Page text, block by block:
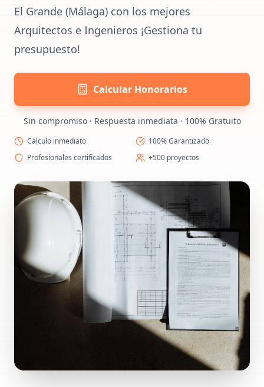
El Grande (Málaga) con los mejores
Arquitectos e Ingenieros ¡Gestiona tu
presupuesto!
Calcular Honorarios
Sin compromiso · Respuesta inmediata · 100% Gratuito
Cálculo inmediato
100% Garantizado
Profesionales certificados
+500 proyectos